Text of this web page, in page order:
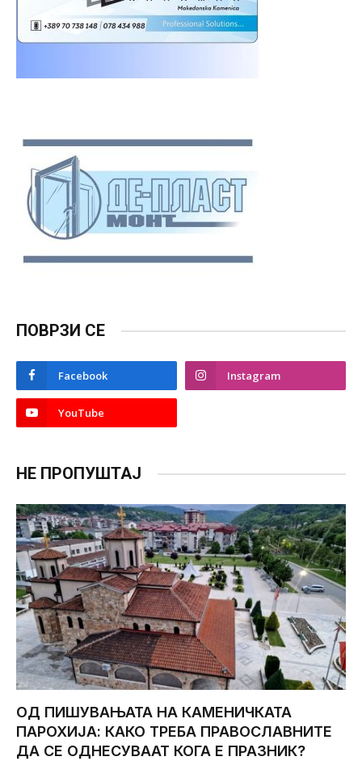
ПОВРЗИ СЕ
Facebook Instagram
YouTube
НЕ ПРОПУШТАЈ
ОД ПИШУВАЊАТА НА КАМЕНИЧКАТА
ПАРОХИЈА: КАКО ТРЕБА ПРАВОСЛАВНИТЕ
ДА СЕ ОДНЕСУВААТ КОГА Е ПРАЗНИК?